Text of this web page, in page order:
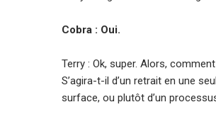
Cobra : Oui.
Terry : Ok, super. Alors,
S’agira-t-il d’un retrait en une
surface, ou plutôt d’un